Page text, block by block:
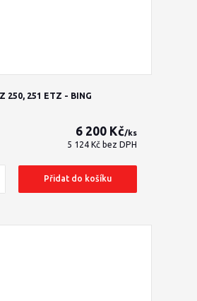
250, 251 ETZ - BING
6 200 Kč/ks
5 124 Kč bez DPH
Přidat do košíku